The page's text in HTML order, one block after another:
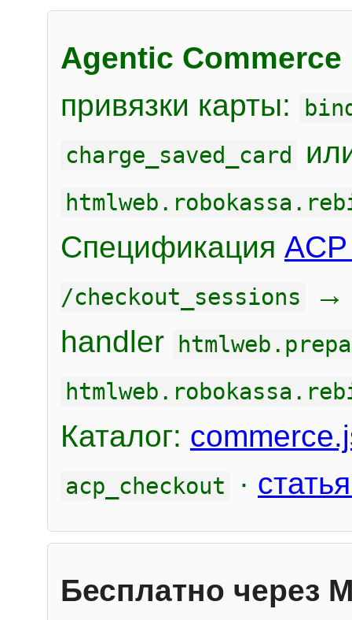
Agentic Commerce
привязки карты:
charge_saved_card
Спецификация
/checkout_sessions
handler
Каталог:
acp_checkout ·
Бесплатно через